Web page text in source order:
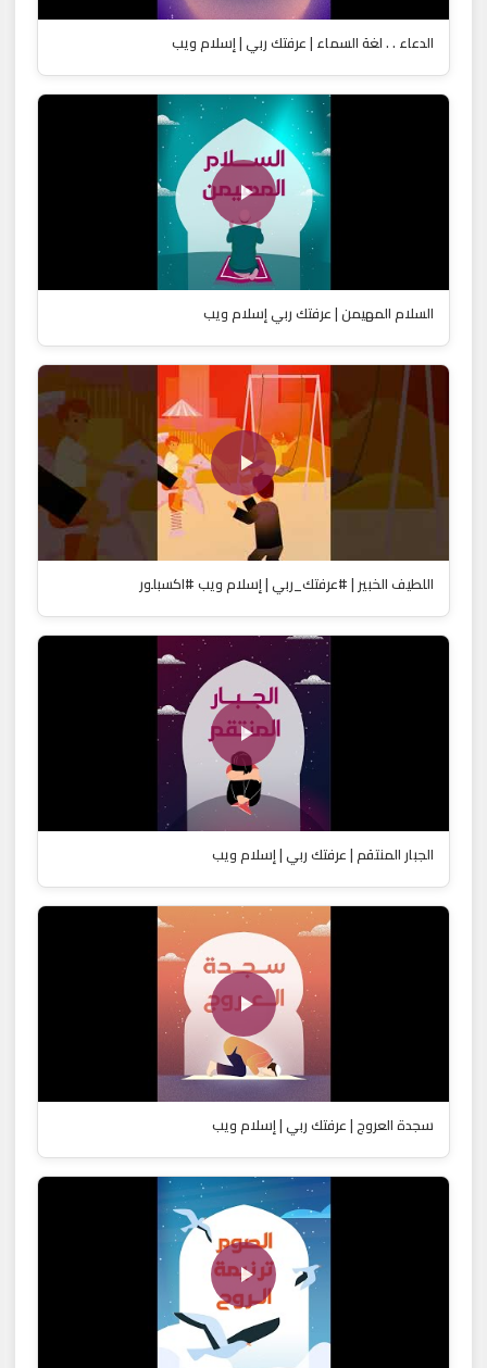
الدعاء . . لغة السماء | عرفتك ربي | إسلام ويب
السلام المهيمن | عرفتك ربي إسلام ويب
اللطيف الخبير | #عرفتك_ربي | إسلام ويب #اكسبلور
الجبار المنتقم | عرفتك ربي | إسلام ويب
سجدة العروج | عرفتك ربي | إسلام ويب